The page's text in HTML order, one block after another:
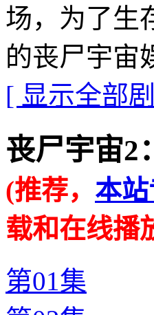
场，为了生
的丧尸宇宙
[ 显示全部
丧尸宇宙2
(推荐， 本
载和在线播
第01集